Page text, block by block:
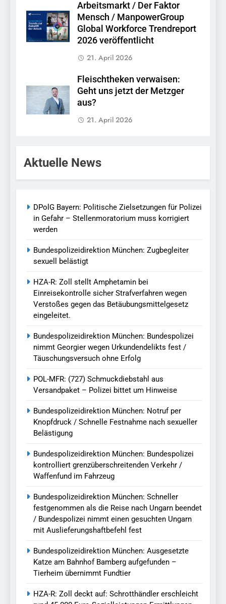
Arbeitsmarkt / Der Faktor
Mensch / ManpowerGroup
Global Workforce Trendreport
2026 veröffentlicht
21. April 2026
Fleischtheken verwaisen:
Geht uns jetzt der Metzger
aus?
21. April 2026
Aktuelle News
DPolG Bayern: Politische Zielsetzungen für Polizei
in Gefahr – Stellenmoratorium muss korrigiert
werden
Bundespolizeidirektion München: Zugbegleiter
sexuell belästigt
HZA-R: Zoll stellt Amphetamin bei
Einreisekontrolle sicher Strafverfahren wegen
Verstoßes gegen das Betäubungsmittelgesetz
eingeleitet.
Bundespolizeidirektion München: Bundespolizei
nimmt Georgier wegen Urkundendelikts fest /
Täuschungsversuch ohne Erfolg
POL-MFR: (727) Schmuckdiebstahl aus
Versandpaket – Polizei bittet um Hinweise
Bundespolizeidirektion München: Notruf per
Knopfdruck / Schnelle Festnahme nach sexueller
Belästigung
Bundespolizeidirektion München: Bundespolizei
kontrolliert grenzüberschreitenden Verkehr /
Waffenfund im Fahrzeug
Bundespolizeidirektion München: Schneller
festgenommen als die Reise nach Ungarn beendet
/ Bundespolizei nimmt einen gesuchten Ungarn
mit Auslieferungshaftbefehl fest
Bundespolizeidirektion München: Ausgesetzte
Katze am Bahnhof Bamberg aufgefunden –
Tierheim übernimmt Fundtier
HZA-R: Zoll deckt auf: Schrotthändler erschleicht